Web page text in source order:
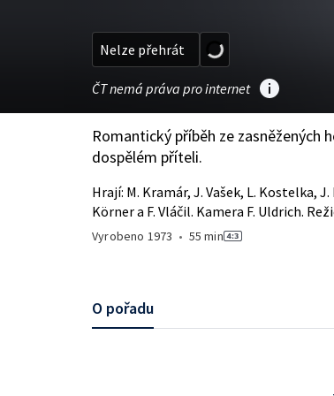
Nelze přehrát
ČT nemá práva pro internet
Romantický příběh ze zasněžených
dospělém příteli.
Hrají: M. Kramár, J. Vašek, L. Kostelka,
Körner a F. Vláčil. Kamera F. Uldrich.
Vyrobeno 1973 • 55 min
O pořadu